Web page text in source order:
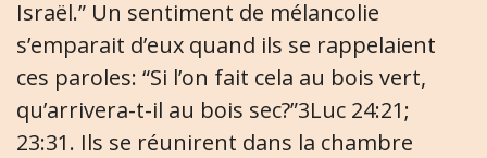
Israël.” Un sentiment de mélancolie
s’emparait d’eux quand ils se rappelaient
ces paroles: “Si l’on fait cela au bois vert,
qu’arrivera-t-il au bois sec?”3Luc 24:21;
23:31. Ils se réunirent dans la chambre